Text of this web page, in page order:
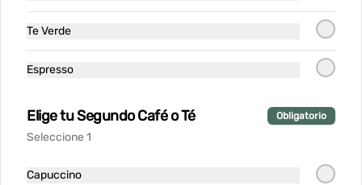
$8.900
casa y tostadas
Te Verde
Espresso
Elige tu Segundo Café o Té Obligatorio
Seleccione 1
Capuccino